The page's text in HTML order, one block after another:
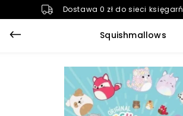
Dostawa 0 zł do sieci księgarń
Squishmallows